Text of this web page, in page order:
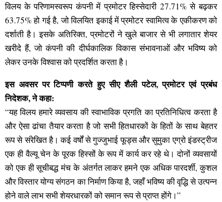
विलय के परिणामस्वरूप कंपनी में प्रमोटर हिस्सेदारी 27.71% से बढ़कर
63.75% हो गई है, जो विलयित इकाई में प्रमोटर स्वामित्व के एकीकरण को
दर्शाती है। इसके अतिरिक्त, प्रमोटरों ने खुले बाजार से भी लगातार शेयर
खरीदे हैं, जो कंपनी की दीर्घकालिक विकास संभावनाओं और भविष्य को
लेकर उनके विश्वास को प्रदर्शित करता है।
इस अवसर पर टिप्पणी करते हुए सीए शैली पटेल, प्रमोटर एवं प्रबंध
निदेशक, ने कहा:
“यह विलय हमारे व्यवसाय की स्वाभाविक प्रगति का प्रतिनिधित्व करता है
और ऐसा ढांचा तैयार करता है जो सभी हितधारकों के हितों के साथ बेहतर
रूप से संरेखित है। कई वर्षों से गुज्जुभाई फूड्स और सुमुका एग्रो इंडस्ट्रीज
एक ही वैल्यू चेन के पूरक हिस्सों के रूप में कार्य कर रहे थे। दोनों व्यवसायों
को एक ही सूचीबद्ध मंच के अंतर्गत लाकर हमने एक अधिक पारदर्शी, कुशल
और विस्तार योग्य संगठन का निर्माण किया है, जहाँ भविष्य की वृद्धि से उत्पन्न
होने वाले लाभ सभी शेयरधारकों को समान रूप से प्राप्त होंगे।”